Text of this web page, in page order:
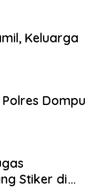
Keluarga
Dompu
Stiker di